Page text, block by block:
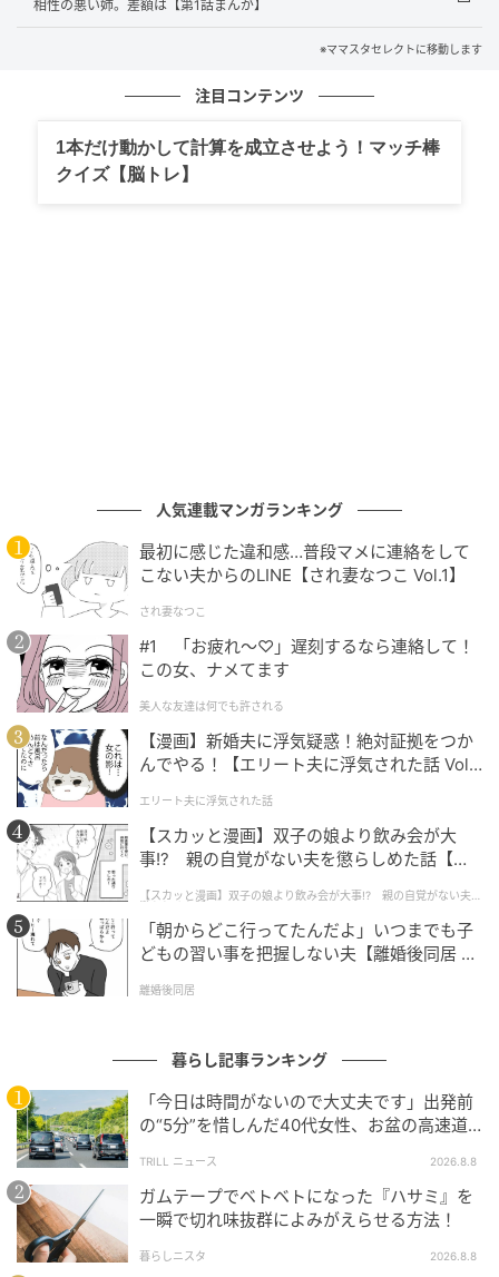
りでお金を渡しているのでしょう。
『義母から2万円、私から3万円の合計5万円を渡して、1万
ままあげた』
『数千円ならあげるけど、1万5000円だったら1万円は返して
もらって5000円はあげる』
出典：https://mamastar.jp/bbs/topic/4512062
1万5000円が残っているならば、5000円はお小遣いと
して渡して、1万円を返してもらうという意見もありま
す。金額のバランスは、残った金額やママたちの考え
方で違ってきますが、全額返金にならないので子ども
も納得しやすくなりそうです。
全額返金してもらう
持たせるわけだからね』
出典：https://mamastar.jp/bbs/topic/4512062
『最初から、6万円はあげるから自由にしてねと話しているな
らあげるかな。修学旅行費として渡しているなら返金してもら
う』
相性の悪い姉。差額は【第1話まんが】
※ママスタセレクトに移動します
注目コンテンツ
1本だけ動かして計算を成立させよう！マッチ棒
クイズ【脳トレ】
人気連載マンガランキング
最初に感じた違和感…普段マメに連絡をして
こない夫からのLINE【され妻なつこ Vol.1】
され妻なつこ
#1 「お疲れ〜♡」遅刻するなら連絡して！
この女、ナメてます
美人な友達は何でも許される
【漫画】新婚夫に浮気疑惑！絶対証拠をつか
んでやる！【エリート夫に浮気された話 Vol.
エリート夫に浮気された話
【スカッと漫画】双子の娘より飲み会が大
事!? 親の自覚がない夫を懲らしめた話【第1
【スカッと漫画】双子の娘より飲み会が大事!? 親の自覚がない夫を
懲らしめた話
「朝からどこ行ってたんだよ」いつまでも子
どもの習い事を把握しない夫【離婚後同居 Vo
離婚後同居
暮らし記事ランキング
「今日は時間がないので大丈夫です」出発前
の“5分”を惜しんだ40代女性、お盆の高速道
TRILL ニュース 2026.8.8
ガムテープでベトベトになった『ハサミ』を
一瞬で切れ味抜群によみがえらせる方法！
暮らしニスタ 2026.8.8